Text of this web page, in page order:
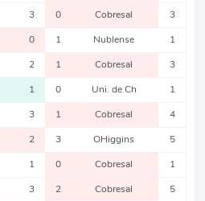
3 0 Cobresal 3
0 1 Nublense 1
2 1 Cobresal 3
1 0 Uni. de Ch 1
3 1 Cobresal 4
2 3 OHiggins 5
1 0 Cobresal 1
3 2 Cobresal 5